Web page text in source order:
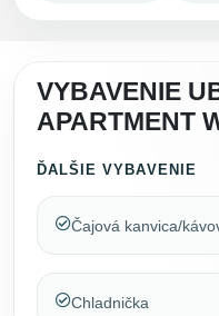
VYBAVENIE
APARTMENT
ĎALŠIE VYBAVENIE
Čajová kanvica/
Chladnička